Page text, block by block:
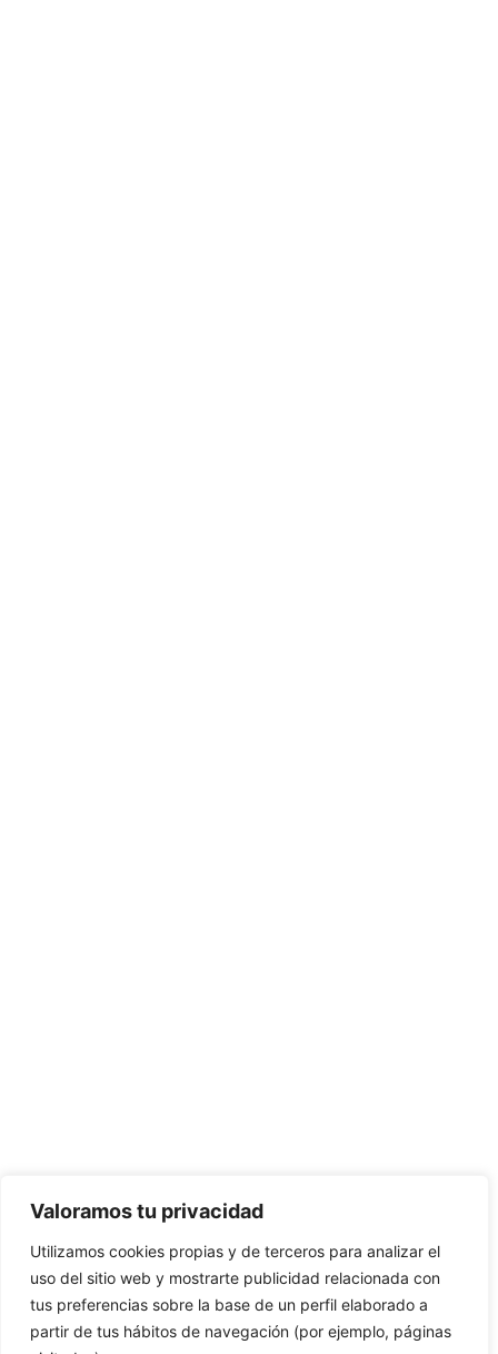
Valoramos tu privacidad
Utilizamos cookies propias y de terceros para analizar el
uso del sitio web y mostrarte publicidad relacionada con
tus preferencias sobre la base de un perfil elaborado a
partir de tus hábitos de navegación (por ejemplo, páginas